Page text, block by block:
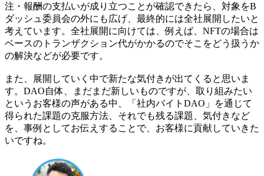
注・報酬の支払いが成り立つことが確認できたら、対象をB
ダッシュ委員会の外にも広げ、最終的には全社展開したいと
考えています。全社展開に向けては、例えば、NFTの場合は
ベースのトランザクション代がかかるのでそこをどう扱うか
の解決などが必要です。
また、展開していく中で新たな気付きが出てくると思いま
す。DAO自体、まだまだ新しいものですが、取り組みたい
というお客様の声がある中、「社内バイトDAO」を通じて
得られた課題の克服方法、それでも残る課題、気付きなど
を、事例としてお伝えすることで、お客様に貢献していきた
いですね。